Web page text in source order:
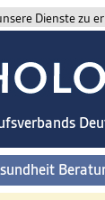
Dienste zu